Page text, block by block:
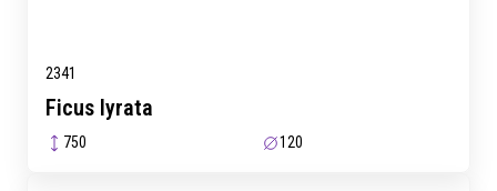
2341
Ficus lyrata
750 120